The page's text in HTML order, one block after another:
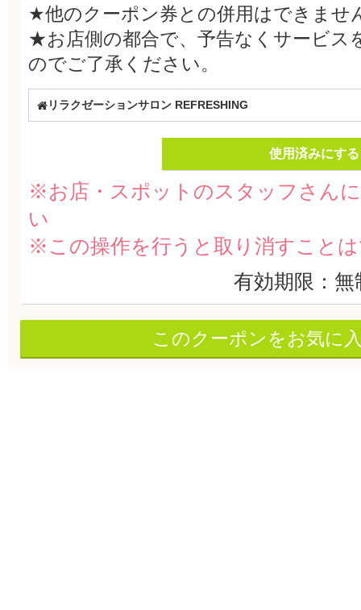
★他のクーポン券との併用はできませ
★お店側の都合で、予告なくサービス
のでご了承ください。
リラクゼーションサロン REFRESHING
使用済みにする
※お店・スポットのスタッフさん
い
※この操作を行うと取り消すこと
有効期限：無
このクーポンをお気に